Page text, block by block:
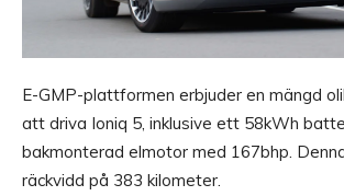
E-GMP-plattformen erbjuder en mängd
att driva Ioniq 5, inklusive ett 58kWh
bakmonterad elmotor med 167bhp.
räckvidd på 383 kilometer.